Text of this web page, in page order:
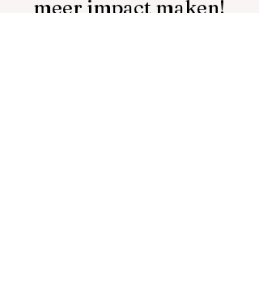
meer impact maken!